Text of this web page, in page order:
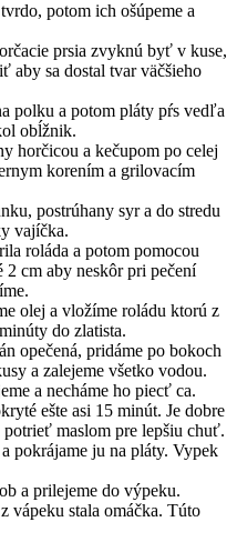
potom ich ošúpeme a
prsia zvyknú byť v kuse,
aby sa dostal tvar väčšieho
polku a potom pláty pŕs vedľa
obĺžnik.
horčicou a kečupom po celej
korením a grilovacím
postrúhany syr a do stredu
vajíčka.
roláda a potom pomocou
2 cm aby neskôr pri pečení
olej a vložíme roládu ktorú z
do zlatista.
opečená, pridáme po bokoch
a zalejeme všetko vodou.
a necháme ho piecť ca.
ešte asi 15 minút. Je dobre
maslom pre lepšiu chuť.
pokrájame ju na pláty. Vypek
a prilejeme do výpeku.
vápeku stala omáčka. Túto